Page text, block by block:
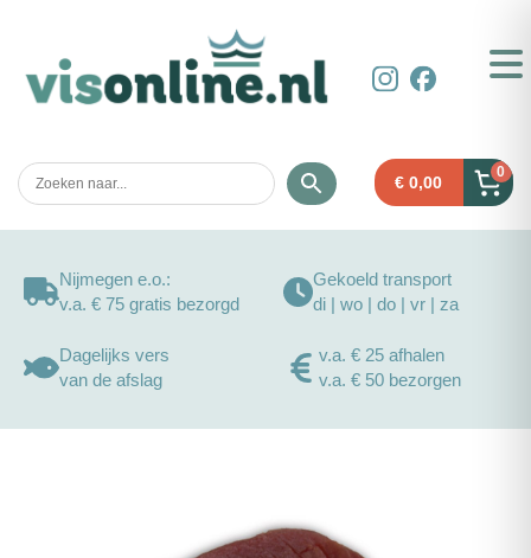
€ 0,00
0
Nijmegen e.o.:
v.a. € 75 gratis bezorgd
Gekoeld transport
di | wo | do | vr | za
Dagelijks vers
van de afslag
v.a. € 25 afhalen
v.a. € 50 bezorgen